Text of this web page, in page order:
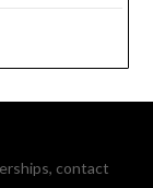
contact